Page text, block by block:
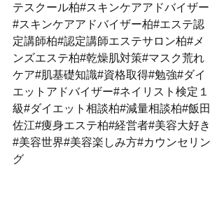
テスクール柏#スキンケアアドバイザー
#スキンケアアドバイザー柏#エステ認
定講師柏#認定講師エステサロン柏#メ
ンズエステ柏#乾燥肌対策#マスク荒れ
ケア#肌基礎知識#資格取得#勉強#ダイ
エットアドバイザー#ネイリスト検定１
級#ダイエット相談柏#減量相談柏#飯田
佐江#痩身エステ柏#経営者#美容大好き
#美容世界#美容楽しみ方#カウンセリン
グ